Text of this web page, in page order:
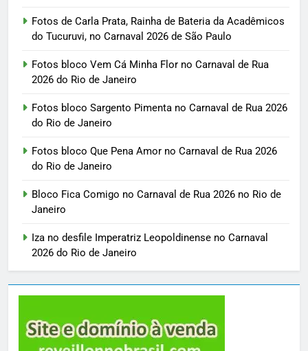
Fotos de Carla Prata, Rainha de Bateria da Acadêmicos
do Tucuruvi, no Carnaval 2026 de São Paulo
Fotos bloco Vem Cá Minha Flor no Carnaval de Rua
2026 do Rio de Janeiro
Fotos bloco Sargento Pimenta no Carnaval de Rua 2026
do Rio de Janeiro
Fotos bloco Que Pena Amor no Carnaval de Rua 2026
do Rio de Janeiro
Bloco Fica Comigo no Carnaval de Rua 2026 no Rio de
Janeiro
Iza no desfile Imperatriz Leopoldinense no Carnaval
2026 do Rio de Janeiro